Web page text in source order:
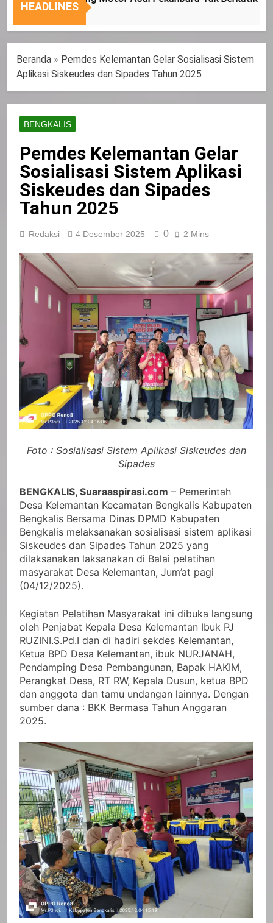
Sasaran
HEADLINES
Beranda » Pemdes Kelemantan Gelar Sosialisasi Sistem
Aplikasi Siskeudes dan Sipades Tahun 2025
BENGKALIS
Pemdes Kelemantan Gelar
Sosialisasi Sistem Aplikasi
Siskeudes dan Sipades
Tahun 2025
Redaksi 4 Desember 2025 0 2 Mins
Foto : Sosialisasi Sistem Aplikasi Siskeudes dan
Sipades
BENGKALIS, Suaraaspirasi.com – Pemerintah
Desa Kelemantan Kecamatan Bengkalis Kabupaten
Bengkalis Bersama Dinas DPMD Kabupaten
Bengkalis melaksanakan sosialisasi sistem aplikasi
Siskeudes dan Sipades Tahun 2025 yang
dilaksanakan laksanakan di Balai pelatihan
masyarakat Desa Kelemantan, Jum’at pagi
(04/12/2025).
Kegiatan Pelatihan Masyarakat ini dibuka langsung
oleh Penjabat Kepala Desa Kelemantan Ibuk PJ
RUZINI.S.Pd.I dan di hadiri sekdes Kelemantan,
Ketua BPD Desa Kelemantan, ibuk NURJANAH,
Pendamping Desa Pembangunan, Bapak HAKIM,
Perangkat Desa, RT RW, Kepala Dusun, ketua BPD
dan anggota dan tamu undangan lainnya. Dengan
sumber dana : BKK Bermasa Tahun Anggaran
2025.